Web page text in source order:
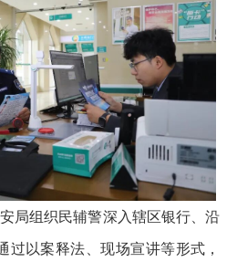
局组织民辅警深入辖区银行、沿
过以案释法、现场宣讲等形式，